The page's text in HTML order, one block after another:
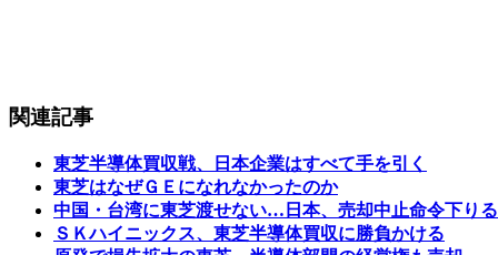
関連記事
東芝半導体買収戦、日本企業はすべて手を引く
東芝はなぜＧＥになれなかったのか
中国・台湾に東芝渡せない…日本、売却中止命令下り
ＳＫハイニックス、東芝半導体買収に勝負かける